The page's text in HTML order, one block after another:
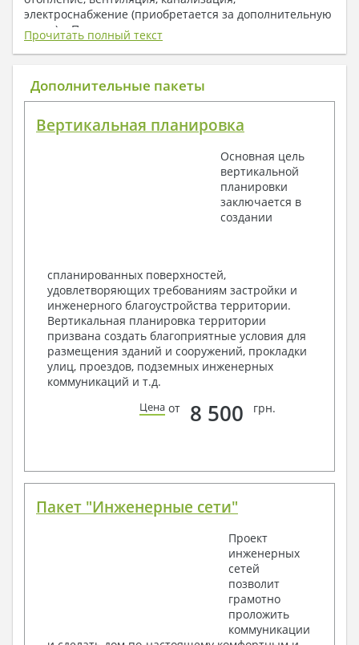
электроснабжение (приобретается за дополнительную
плату) + Пояснительная записка.
1. Архитектурный раздел:
Общие данные по проекту
Поэтажные маркировочные планы с
Разрезы и состав конструкций
Фасады с ведомостью внешних отделок
Элементы проемов – спецификация
Ведомость перемычек – сечения и
Архитектурные узлы в конструкциях
2. Конструктивный раздел:
Общие данные по проекту
Схемы расположения и расчеты фундаментов
Элементы каркаса – схемы расположения
Схема расположения перекрытий
Опоры перекрытия на стены или Узлы
Элементы кровли – схемы расположения
3. Инженерный раздел (приобретается по желанию
за дополнительную плату):
Условные обозначения с общими данными
Поэтажная система водоснабжения и
Аксонометрическая схема водоснабжения и
Узлы и спецификация материалов
Прочитать полный текст
Дополнительные пакеты
Вертикальная планировка
Основная цель
вертикальной
планировки
заключается в
создании
спланированных поверхностей,
удовлетворяющих требованиям застройки и
инженерного благоустройства территории.
Вертикальная планировка территории
призвана создать благоприятные условия для
размещения зданий и сооружений, прокладки
улиц, проездов, подземных инженерных
коммуникаций и т.д.
Цена от 8 500 грн.
Пакет "Инженерные сети"
Проект
инженерных
сетей
позволит
грамотно
проложить
коммуникации